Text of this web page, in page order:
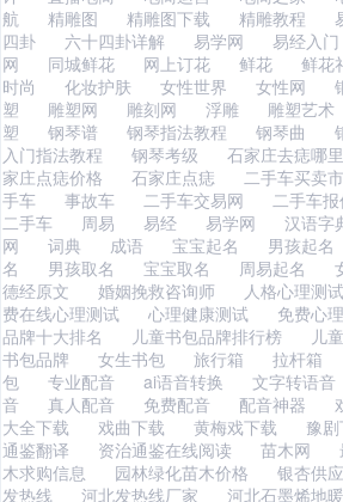
航
精雕图 精雕图下载 精雕教程
四卦
六十四卦详解 易学网 易经入门
网
同城鲜花 网上订花 鲜花 鲜花
时尚
化妆护肤 女性世界 女性网
塑
雕塑网 雕刻网 浮雕 雕塑艺术
塑
钢琴谱 钢琴指法教程 钢琴曲
入门指法教程
钢琴考级 石家庄去痣哪
家庄点痣价格
石家庄点痣 二手车买卖
手车
事故车 二手车交易网 二手车报
二手车
周易 易经 易学网 汉语字
网
词典 成语 宝宝起名 男孩起名
名
男孩取名 宝宝取名 周易起名
德经原文
婚姻挽救咨询师 人格心理测试
费在线心理测试
心理健康测试 免费心
品牌十大排名
儿童书包品牌排行榜 儿
书包品牌
女生书包 旅行箱 拉杆箱
包
专业配音 ai语音转换 文字转语音
音
真人配音 免费配音 配音神器
大全下载
戏曲下载 黄梅戏下载 豫
通鉴翻译
资治通鉴在线阅读 苗木网
木求购信息
园林绿化苗木价格 银杏供
发热线
河北发热线厂家 河北石墨烯地暖